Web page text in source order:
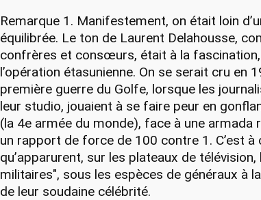
Remarque 1. Manifestement, on était loin
équilibrée. Le ton de Laurent Delahousse,
confrères et consœurs, était à la fascination,
l’opération étasunienne. On se serait cru en
première guerre du Golfe, lorsque les
leur studio, jouaient à se faire peur en
(la 4e armée du monde), face à une armada
un rapport de force de 100 contre 1. C’est à
qu’apparurent, sur les plateaux de
militaires", sous les espèces de généraux à
de leur soudaine célébrité.